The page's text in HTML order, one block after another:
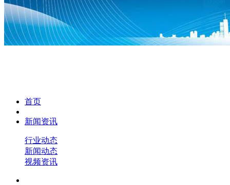
首页
新闻资讯
行业动态
新闻动态
视频资讯